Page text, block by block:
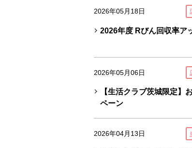
2026年05月18日
2026年度 Rびん回収率ア
2026年05月06日
【生活クラブ茨城限定】
ペーン
2026年04月13日